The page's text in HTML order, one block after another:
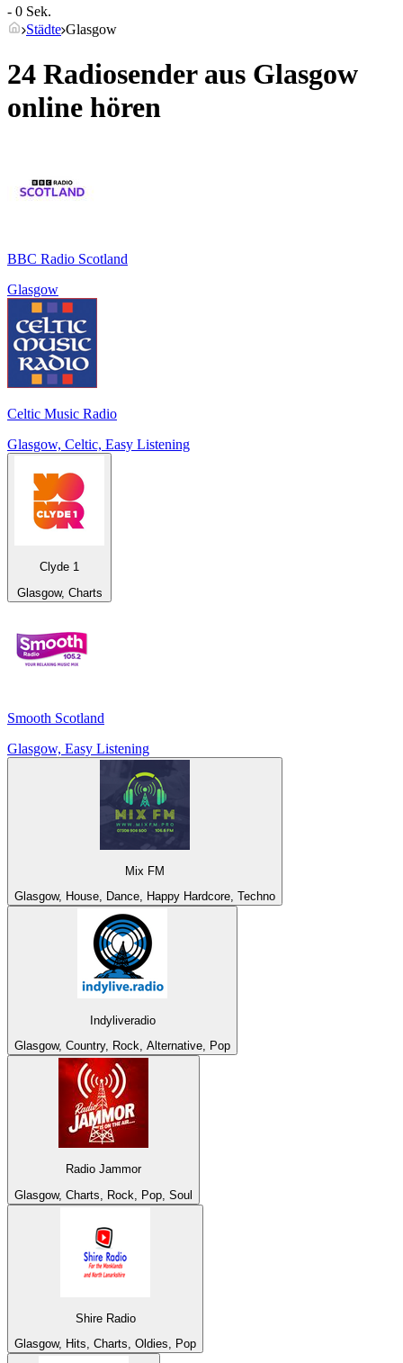
- 0 Sek.
Städte Glasgow
24 Radiosender aus Glasgow
online hören
BBC Radio Scotland
Glasgow
Celtic Music Radio
Glasgow, Celtic, Easy Listening
Clyde 1
Glasgow, Charts
Smooth Scotland
Glasgow, Easy Listening
Mix FM
Glasgow, House, Dance, Happy Hardcore, Techno
Indyliveradio
Glasgow, Country, Rock, Alternative, Pop
Radio Jammor
Glasgow, Charts, Rock, Pop, Soul
Shire Radio
Glasgow, Hits, Charts, Oldies, Pop